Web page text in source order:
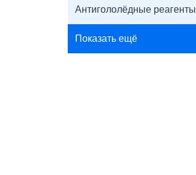
Антигололёдные реагенты
Показать ещё